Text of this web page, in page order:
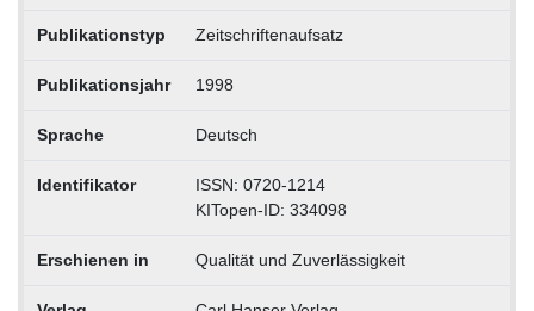
Publikationstyp Zeitschriftenaufsatz
Publikationsjahr 1998
Sprache Deutsch
Identifikator
ISSN: 0720-1214
KITopen-ID: 334098
Erschienen in Qualität und Zuverlässigkeit